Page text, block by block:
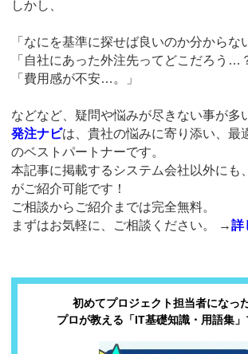
しかし、
「なにを基準に探せば良いのか分からな
「自社にあった外注先ってどこだろう…
「費用感が不安…。」
などなど、疑問や悩みが尽きない事が多
発注ナビは、貴社の悩みに寄り添い、最
のベストパートナーです。
本記事に掲載するシステム会社以外にも
がご紹介可能です！
ご相談からご紹介までは完全無料。
まずはお気軽に、ご相談ください。
→詳
初めてプロジェクト担当者になっ
プロが教える「IT基礎知識・用語集」